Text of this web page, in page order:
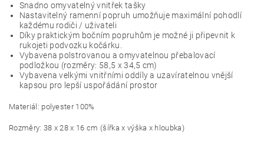
Snadno omyvatelný vnitřek tašky
Nastavitelný ramenní popruh umožňuje maximální pohodlí
každému rodiči / uživateli
Díky praktickým bočním popruhům je možné ji připevnit k
rukojeti podvozku kočárku.
Vybavena polstrovanou a omyvatelnou přebalovací
podložkou (rozměry: 58,5 x 34,5 cm)
Vybavena velkými vnitřními oddíly a uzavíratelnou vnější
kapsou pro lepší uspořádání prostor
Materiál: polyester 100%
Rozměry: 38 x 28 x 16 cm (šířka x výška x hloubka)